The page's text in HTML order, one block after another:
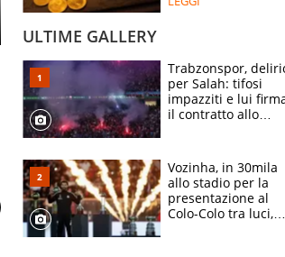
ESPERTI
ULTIME GALLERY
Trabzonspor,
per Salah: tifosi
impazziti e lui
il contratto allo
Vozinha, in 30mila
allo stadio per la
presentazione al
Colo-Colo tra luci,